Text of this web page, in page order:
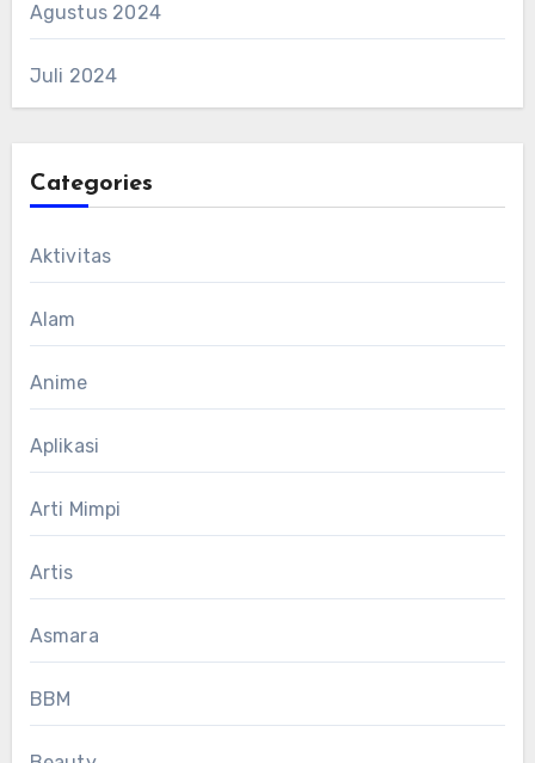
Agustus 2024
Juli 2024
Categories
Aktivitas
Alam
Anime
Aplikasi
Arti Mimpi
Artis
Asmara
BBM